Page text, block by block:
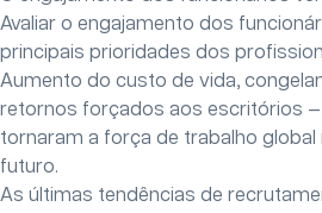
Avaliar o engajamento dos
principais prioridades dos
Aumento do custo de vida,
retornos forçados aos escritórios
tornaram a força de trabalho
futuro.
As últimas tendências de